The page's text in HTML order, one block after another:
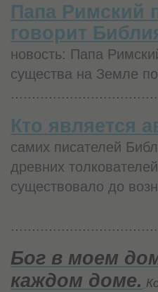
Папа Римский
говорит
новость: Папа
существа на Земле
Кто является
самих писателей
древних
существовало до
Бог в моем
каждом доме.